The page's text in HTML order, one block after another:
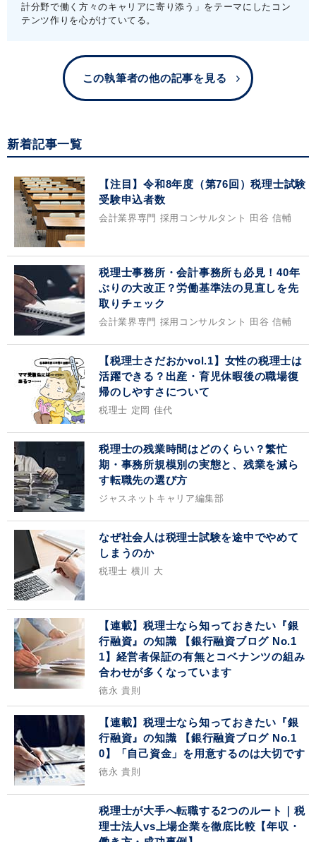
計分野で働く方々のキャリアに寄り添う」をテーマにしたコン
テンツ作りを心がけていてる。
この執筆者の他の記事を見る
新着記事一覧
【注目】令和8年度（第76回）税理士試験
受験申込者数
会計業界専門 採用コンサルタント 田谷 信輔
税理士事務所・会計事務所も必見！40年
ぶりの大改正？労働基準法の見直しを先
取りチェック
会計業界専門 採用コンサルタント 田谷 信輔
【税理士さだおかvol.1】女性の税理士は
活躍できる？出産・育児休暇後の職場復
帰のしやすさについて
税理士 定岡 佳代
税理士の残業時間はどのくらい？繁忙
期・事務所規模別の実態と、残業を減ら
す転職先の選び方
ジャスネットキャリア編集部
なぜ社会人は税理士試験を途中でやめて
しまうのか
税理士 横川 大
【連載】税理士なら知っておきたい『銀
行融資』の知識 【銀行融資ブログ No.1
1】経営者保証の有無とコベナンツの組み
合わせが多くなっています
徳永 貴則
【連載】税理士なら知っておきたい『銀
行融資』の知識 【銀行融資ブログ No.1
0】「自己資金」を用意するのは大切です
徳永 貴則
税理士が大手へ転職する2つのルート｜税
理士法人vs上場企業を徹底比較【年収・